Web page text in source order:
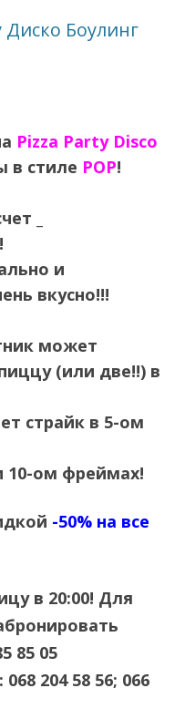
Диско Боулинг
Pizza Party Disco
в стиле POP!
_
и
вкусно!!!
может
(или две!!) в
страйк в 5-ом
10-ом фреймах!
-50% на все
в 20:00! Для
85 05
204 58 56; 066